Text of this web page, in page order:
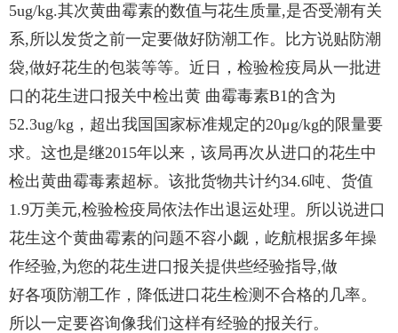
5ug/kg.其次黄曲霉素的数值与花生质量,是否受潮有关
系,所以发货之前一定要做好防潮工作。比方说贴防潮
袋,做好花生的包装等等。 近日，检验检疫局从一批进
口的花生进口报关中检出黄 曲霉毒素B1的含为
52.3ug/kg，超出我国国家标准规定的20μg/kg的限量要
求。这也是继2015年以来，该局再次从进口的花生中
检出黄曲霉毒素超标。该批货物共计约34.6吨、货值
1.9万美元,检验检疫局依法作出退运处理。 所以说进口
花生这个黄曲霉素的问题不容小觑，屹航根据多年操
作经验,为您的花生进口报关提供些经验指导,做
好各项防潮工作，降低进口花生检测不合格的几率。
所以一定要咨询像我们这样有经验的报关行。